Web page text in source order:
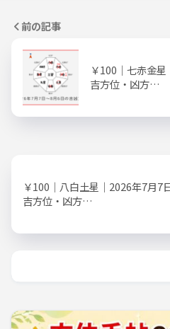
前の記事
￥100｜七赤金
吉方位・凶方…
￥100｜八白土星｜2026年7月7
吉方位・凶方…